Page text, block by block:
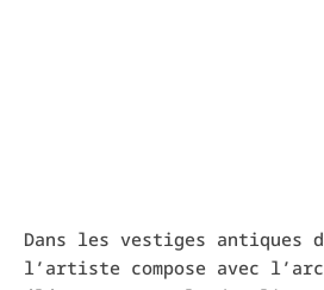
Dans les vestiges antiques
l’artiste compose avec